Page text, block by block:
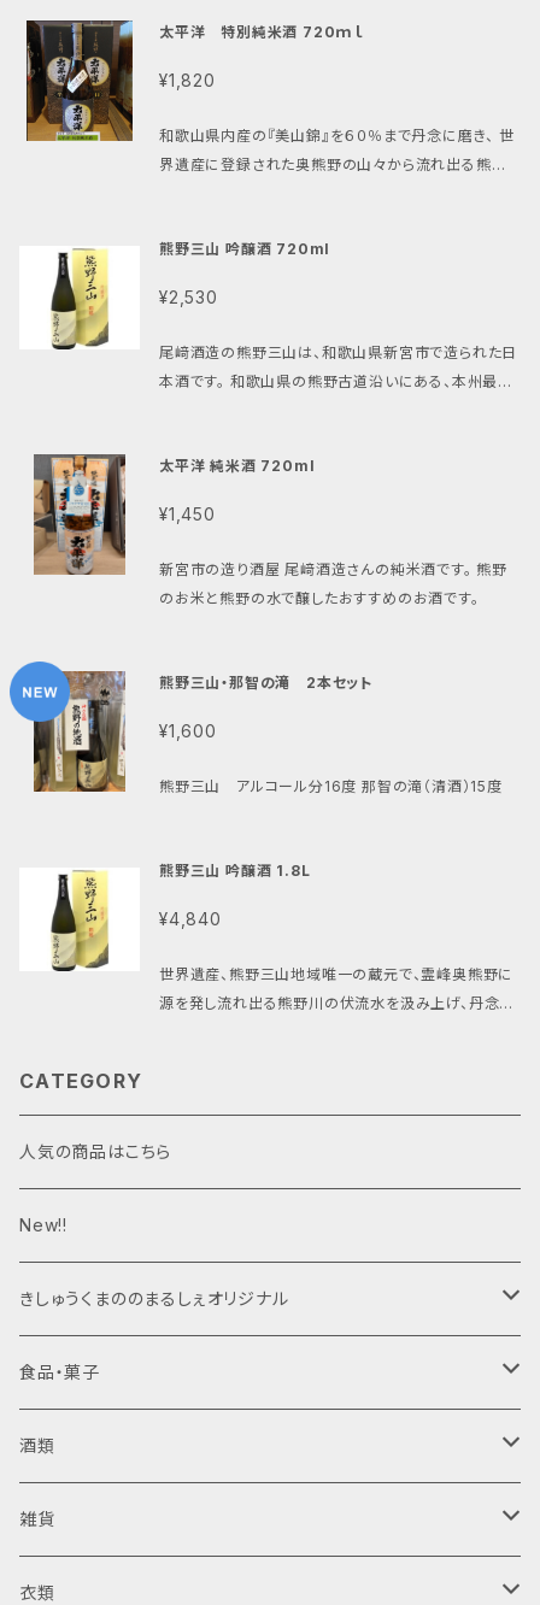
太平洋 特別純米酒 720ｍｌ
¥1,820
和歌山県内産の『美山錦』を６０％まで丹念に磨き、 世
界遺産に登録された奥熊野の山々から流れ出る熊野
熊野三山 吟醸酒 720ml
¥2,530
尾﨑酒造の熊野三山は、和歌山県新宮市で造られた日
本酒です。 和歌山県の熊野古道沿いにある、本州最南
れる銘柄です。 職人たちが伝統的な技術で醸し出す、
人にもおすすめです。「古道を歩む旅を、熊野三山の味
太平洋 純米酒 720ml
¥1,450
新宮市の造り酒屋 尾﨑酒造さんの純米酒です。 熊野
のお米と熊野の水で醸したおすすめのお酒です。
熊野三山・那智の滝 2本セット
¥1,600
熊野三山 アルコール分16度 那智の滝（清酒）15度
熊野三山 吟醸酒 1.8L
¥4,840
世界遺産、熊野三山地域唯一の蔵元で、霊峰奥熊野に
源を発し流れ出る熊野川の伏流水を汲み上げ、丹念に
CATEGORY
人気の商品はこちら
New!!
きしゅうくまののまるしぇオリジナル
ジャム
食品・菓子
梅干し
日向屋さん
ジャム・はちみつ
日向屋さん
調味料
酒類
清酒
純米酒
リキュール
雑貨
木製品
衣類